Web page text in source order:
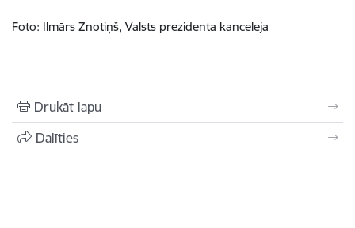
Foto: Ilmārs Znotiņš, Valsts prezidenta kanceleja
Drukāt lapu
Dalīties